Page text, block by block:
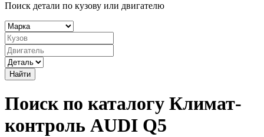
Поиск детали по кузову или двигателю
Найти
Поиск по каталогу Климат-
контроль AUDI Q5